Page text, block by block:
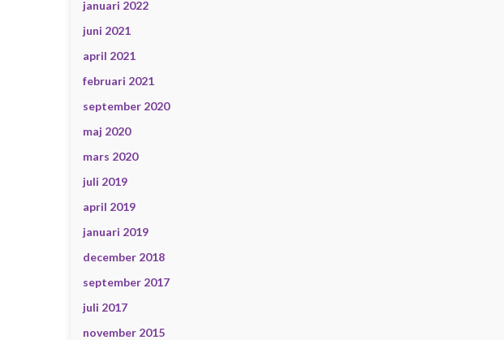
januari 2022
juni 2021
april 2021
februari 2021
september 2020
maj 2020
mars 2020
juli 2019
april 2019
januari 2019
december 2018
september 2017
juli 2017
november 2015